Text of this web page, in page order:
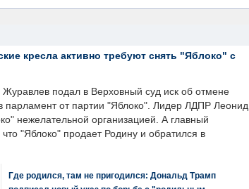
кресла активно требуют снять "Яблоко" с
подал в Верховный суд иск об отмене
парламент от партии "Яблоко". Лидер ЛДПР Леонид
нежелательной организацией. А главный
"Яблоко" продает Родину и обратился в
Где родился, там не пригодился: Дональд Трамп